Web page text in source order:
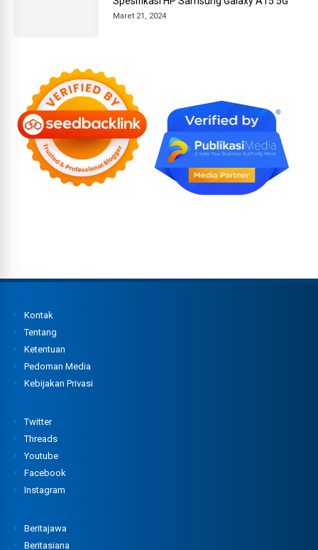
Maret 21, 2024
Kontak
Tentang
Ketentuan
Pedoman Media
Kebijakan Privasi
Twitter
Threads
Youtube
Facebook
Instagram
Beritajawa
Beritasiana